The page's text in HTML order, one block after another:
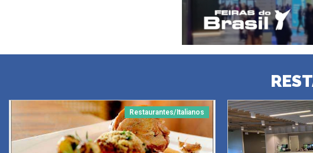
Restaurantes/Italianos